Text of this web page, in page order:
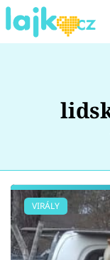
Showbyznys
Youtubeři
VIRÁLY